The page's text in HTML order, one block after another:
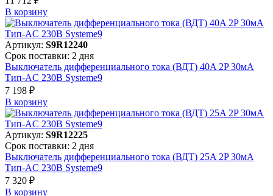
В корзинy
Артикул: S9R12240
Срок поставки: 2 дня
Выключатель дифференциального тока (ВДТ) 40A 2P 30мА
Тип-AC 230В Systeme9
7 198 ₽
В корзинy
Артикул: S9R12225
Срок поставки: 2 дня
Выключатель дифференциального тока (ВДТ) 25A 2P 30мА
Тип-AC 230В Systeme9
7 320 ₽
В корзинy